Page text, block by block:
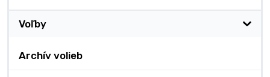
Voľby
Archív volieb